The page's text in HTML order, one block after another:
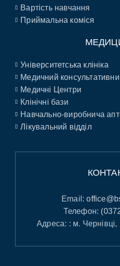
Вартість навчання
Приймальна коміся
Університетська клініка
Медичний
Медичні Центри
Клінічні бази
Навчально-виробнича
Лікувальний відділ
Email:
Телефон:
Адреса: : м.